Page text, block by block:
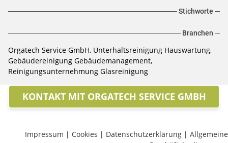
Stichworte
Branchen
Orgatech Service GmbH, Unterhaltsreinigung Hauswartung,
Gebäudereinigung Gebäudemanagement,
Reinigungsunternehmung Glasreinigung
KONTAKT MIT ORGATECH SERVICE GMBH
Impressum | Cookies | Datenschutzerklärung | Allgemeine